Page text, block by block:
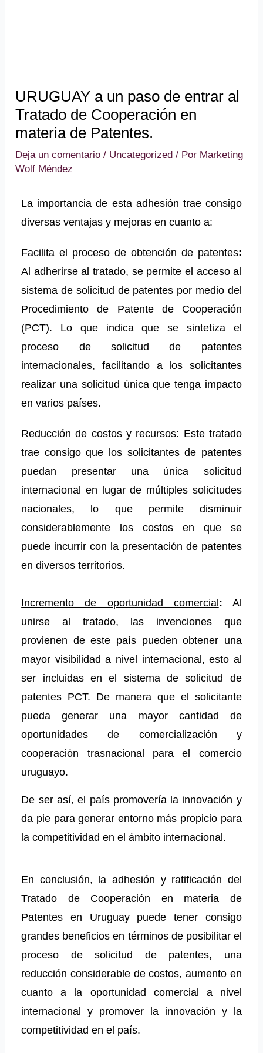
URUGUAY a un paso de entrar al
Tratado de Cooperación en
materia de Patentes.
Deja un comentario / Uncategorized / Por Marketing
Wolf Méndez
La importancia de esta adhesión trae consigo
diversas ventajas y mejoras en cuanto a:
Facilita el proceso de obtención de patentes:
Al adherirse al tratado, se permite el acceso al
sistema de solicitud de patentes por medio del
Procedimiento de Patente de Cooperación
(PCT). Lo que indica que se sintetiza el
proceso de solicitud de patentes
internacionales, facilitando a los solicitantes
realizar una solicitud única que tenga impacto
en varios países.
Reducción de costos y recursos: Este tratado
trae consigo que los solicitantes de patentes
puedan presentar una única solicitud
internacional en lugar de múltiples solicitudes
nacionales, lo que permite disminuir
considerablemente los costos en que se
puede incurrir con la presentación de patentes
en diversos territorios.
Incremento de oportunidad comercial : Al
unirse al tratado, las invenciones que
provienen de este país pueden obtener una
mayor visibilidad a nivel internacional, esto al
ser incluidas en el sistema de solicitud de
patentes PCT. De manera que el solicitante
pueda generar una mayor cantidad de
oportunidades de comercialización y
cooperación trasnacional para el comercio
uruguayo.
De ser así, el país promovería la innovación y
da pie para generar entorno más propicio para
la competitividad en el ámbito internacional.
En conclusión, la adhesión y ratificación del
Tratado de Cooperación en materia de
Patentes en Uruguay puede tener consigo
grandes beneficios en términos de posibilitar el
proceso de solicitud de patentes, una
reducción considerable de costos, aumento en
cuanto a la oportunidad comercial a nivel
internacional y promover la innovación y la
competitividad en el país.